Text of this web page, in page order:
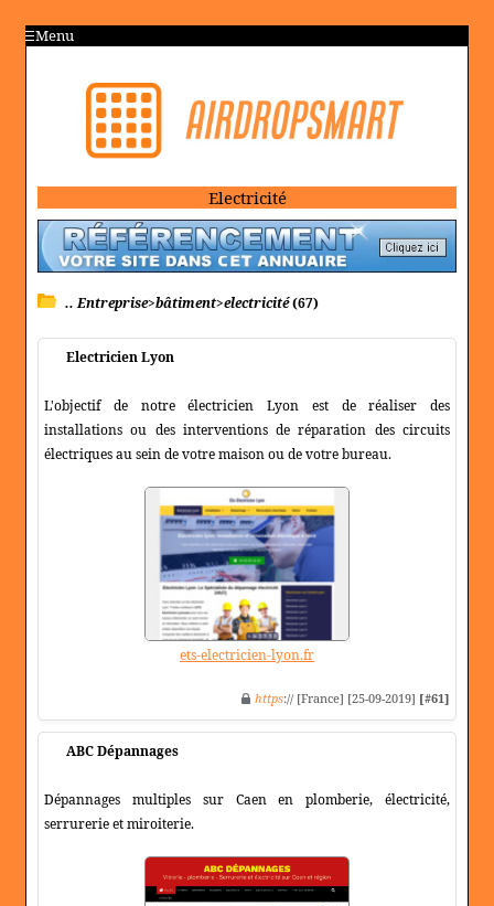
Menu
Electricité
.. Entreprise>bâtiment>electricité(67)
Electricien Lyon
L'objectif de notre électricien Lyon est de réaliser des
installations ou des interventions de réparation des circuits
électriques au sein de votre maison ou de votre bureau.
ets-electricien-lyon.fr
https:// [France] [25-09-2019] [#61]
ABC Dépannages
Dépannages multiples sur Caen en plomberie, électricité,
serrurerie et miroiterie.